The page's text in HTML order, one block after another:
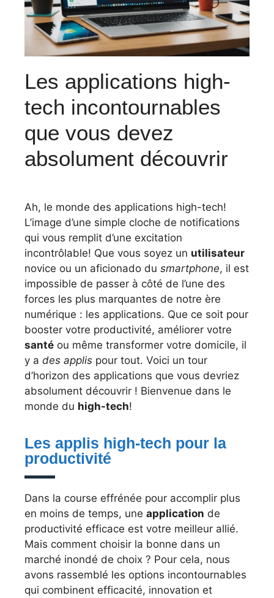
Les applications high-
tech incontournables
que vous devez
absolument découvrir
Ah, le monde des applications high-tech!
L’image d’une simple cloche de notifications
qui vous remplit d’une excitation
incontrôlable! Que vous soyez un utilisateur
novice ou un aficionado du smartphone, il est
impossible de passer à côté de l’une des
forces les plus marquantes de notre ère
numérique : les applications. Que ce soit pour
booster votre productivité, améliorer votre
santé ou même transformer votre domicile, il
y a des applis pour tout. Voici un tour
d’horizon des applications que vous devriez
absolument découvrir ! Bienvenue dans le
monde du high-tech!
Les applis high-tech pour la
productivité
Dans la course effrénée pour accomplir plus
en moins de temps, une application de
productivité efficace est votre meilleur allié.
Mais comment choisir la bonne dans un
marché inondé de choix ? Pour cela, nous
avons rassemblé les options incontournables
qui combinent efficacité, innovation et